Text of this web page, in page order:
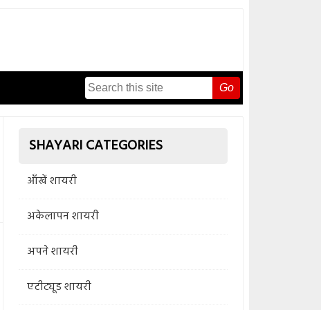
Go
SHAYARI CATEGORIES
आँखें शायरी
अकेलापन शायरी
अपने शायरी
एटीट्यूड शायरी